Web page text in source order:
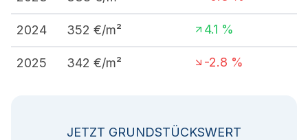
2024 352 €/m² 4.1 %
2025 342 €/m² -2.8 %
JETZT GRUNDSTÜCKSWERT